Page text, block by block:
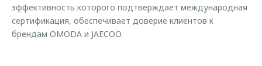
эффективность которого подтверждает международная
сертификация, обеспечивает доверие клиентов к
брендам OMODA и JAECOO.